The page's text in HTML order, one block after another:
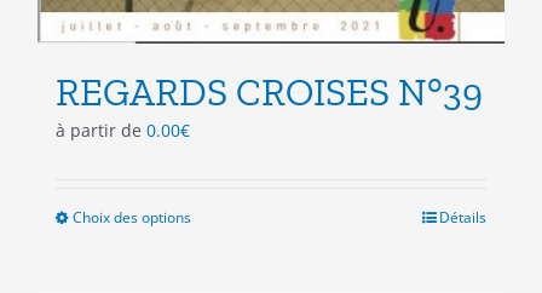
REGARDS CROISES N°39
à partir de 0.00€
Choix des optionsCe
Détails